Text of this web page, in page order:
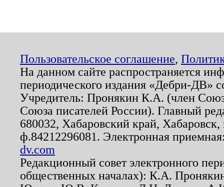
Пользовательское соглашение,
На данном сайте распространяется
периодического издания «Дебри-ДВ»
Учредитель: Пронякин К.А. (член
Союза писателей России). Главный
680032, Хабаровский край,
ф.84212296081. Электронная
dv.com
Редакционный совет электронного
общественных началах): К.А.